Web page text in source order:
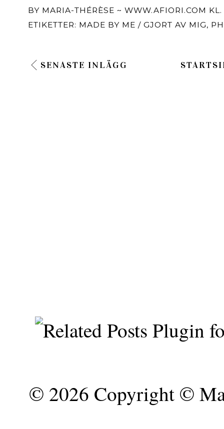
BY MARIA-THÉRÈSE ~ WWW.AFIORI.COM KL.
ETIKETTER: MADE BY ME / GJORT AV MIG,
SENASTE INLÄGG
© 2026 Copyright ©